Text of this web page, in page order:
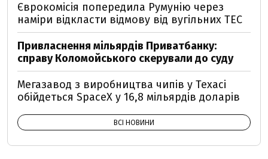
Єврокомісія попередила Румунію через
наміри відкласти відмову від вугільних ТЕС
Привласнення мільярдів Приватбанку:
справу Коломойського скерували до суду
Мегазавод з виробництва чипів у Техасі
обійдеться SpaceX у 16,8 мільярдів доларів
ВСІ НОВИНИ